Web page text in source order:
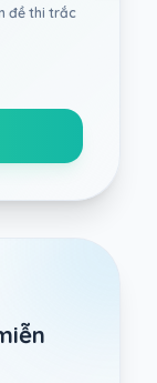
đề thi trắc